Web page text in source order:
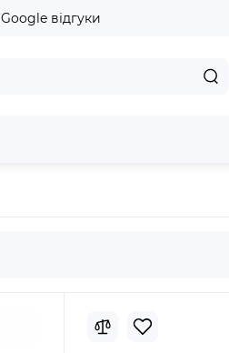
Google відгуки